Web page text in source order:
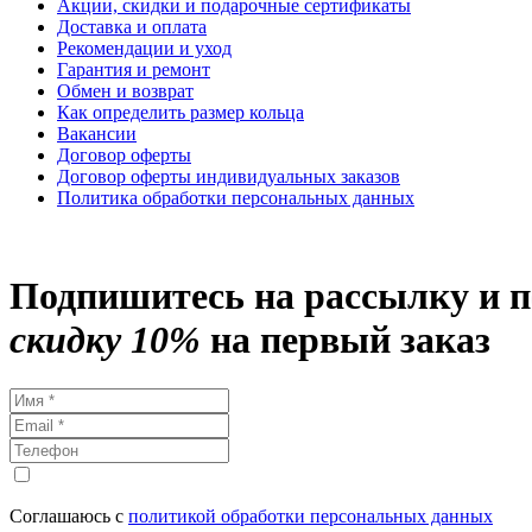
Акции, скидки и подарочные сертификаты
Доставка и оплата
Рекомендации и уход
Гарантия и ремонт
Обмен и возврат
Как определить размер кольца
Вакансии
Договор оферты
Договор оферты индивидуальных заказов
Политика обработки персональных данных
Подпишитесь на рассылку и
скидку 10% на первый заказ
Соглашаюсь с политикой обработки персональных данных